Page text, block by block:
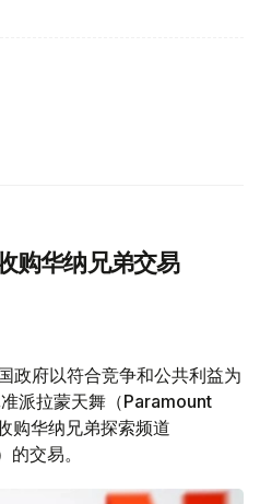
购华纳兄弟交易
政府以符合竞争和公共利益为
派拉蒙天舞（Paramount
购华纳兄弟探索频道
交易。